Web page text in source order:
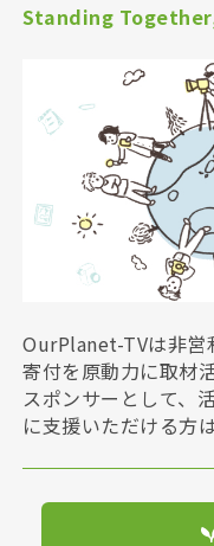
Standing
OurPlanet-TVは非営
寄付を原動力に取材
スポンサーとして、
に支援いただける方